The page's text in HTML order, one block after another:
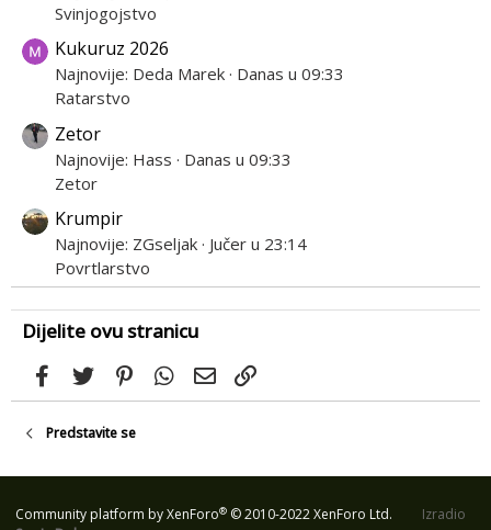
Svinjogojstvo
Kukuruz 2026
Najnovije: Deda Marek Danas u 09:33
Ratarstvo
Zetor
Najnovije: Hass
Danas u 09:33
Zetor
Krumpir
Najnovije: ZGseljak Jučer u 23:14
Povrtlarstvo
Dijelite ovu stranicu
FacebookTwitterPinterestWhatsApp
Email
Predstavite se
Community platform by XenForo® © 2010-2022 XenForo Ltd.
Izradio